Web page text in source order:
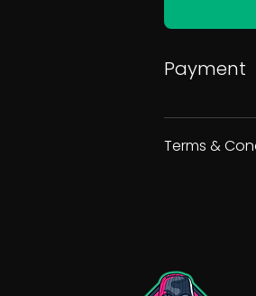
Payment
Terms &